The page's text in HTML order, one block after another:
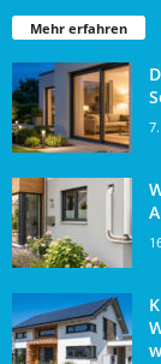
Mehr erfahren